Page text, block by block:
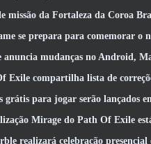
da Fortaleza da Coroa Branca Onde
prepara para comemorar o número da sorte 13 Com
mudanças no Android, Marcando o retorno
compartilha lista de correções que estão sendo trabalhadas
grátis para jogar serão lançados
Mirage do Path Of Exile
celebração presencial em Los Angeles. Antes dos Sete Pecados